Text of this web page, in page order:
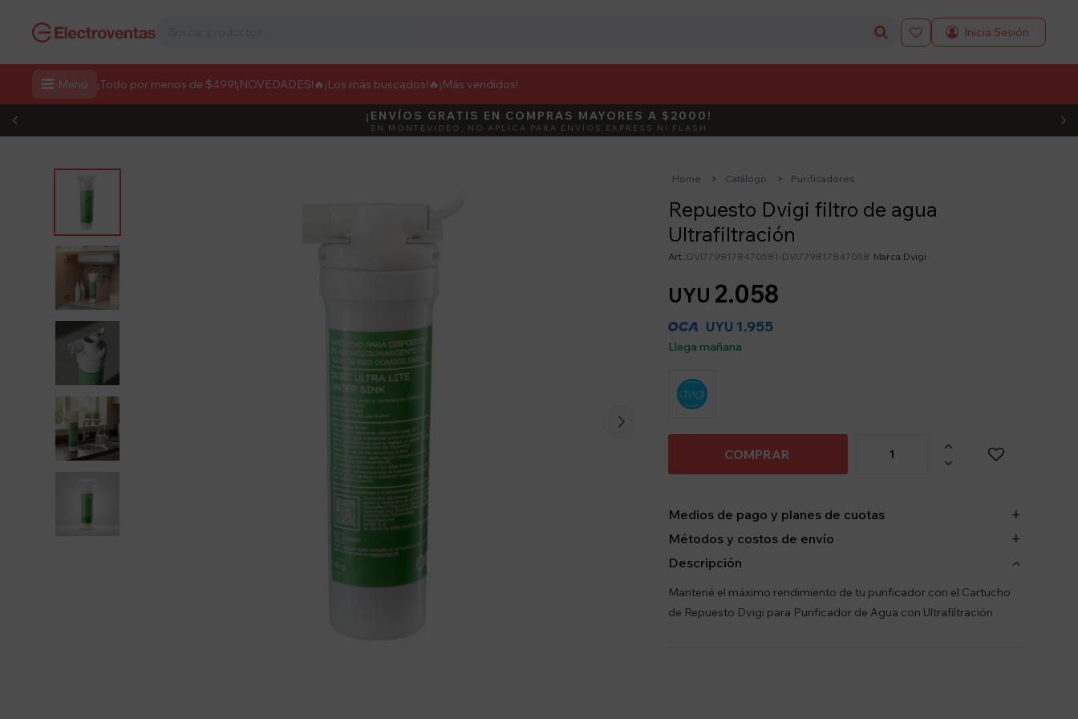
 Menú ¡Todo por menos de $499!¡NOVEDADES! 🔥¡Los más buscados!🔥 ¡Más vendidos!

DEBUT ACTIVÁ EL CÓDIGO
¡ENVÍOS GRATIS EN COMPRAS MAYORES A $2000!
EN MONTEVIDEO, NO APLICA PARA ENVÍOS EXPRESS NI FLASH
Home Catálogo Purificadores
Repuesto Dvigi filtro de agua
Ultrafiltración
DVI7798178470581-DVI779817847058 Dvigi
UYU 2.058
UYU 1.955
Llega mañana
COMPRAR


Medios de pago y planes de cuotas
Métodos y costos de envío
Descripción
Mantené el máximo rendimiento de tu purificador con el Cartucho
de Repuesto Dvigi para Purificador de Agua con Ultrafiltración